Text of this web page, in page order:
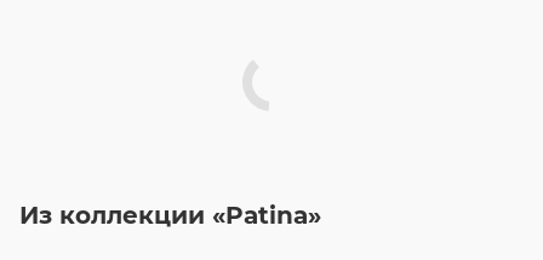
Из коллекции «Patina»